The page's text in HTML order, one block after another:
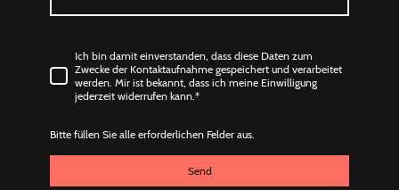
Ich bin damit einverstanden, dass diese Daten zum
Zwecke der Kontaktaufnahme gespeichert und verarbeitet
werden. Mir ist bekannt, dass ich meine Einwilligung
jederzeit widerrufen kann.*
Bitte füllen Sie alle erforderlichen Felder aus.
Send